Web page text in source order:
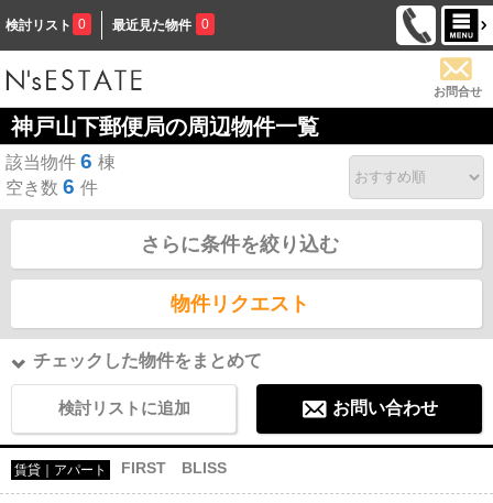
検討リスト 0 最近見た物件 0
お問合せ
神戸山下郵便局の周辺物件一覧
該当物件 6 棟
空き数 6 件
さらに条件を絞り込む
物件リクエスト
チェックした物件をまとめて
検討リストに追加 お問い合わせ
賃貸｜アパート FIRST BLISS